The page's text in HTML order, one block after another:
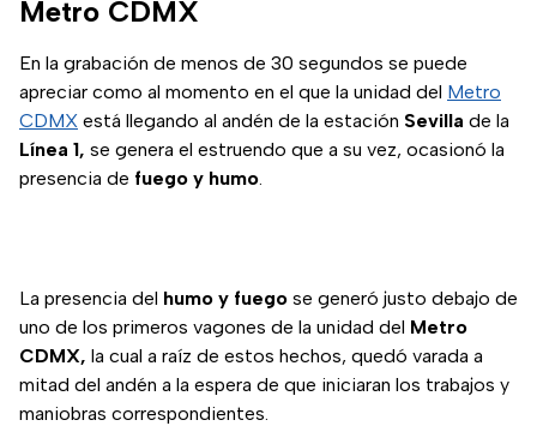
Metro CDMX
En la grabación de menos de 30 segundos se puede
apreciar como al momento en el que la unidad del Metro
CDMX está llegando al andén de la estación Sevilla de la
Línea 1, se genera el estruendo que a su vez, ocasionó la
presencia de fuego y humo.
La presencia del humo y fuego se generó justo debajo de
uno de los primeros vagones de la unidad del Metro
CDMX, la cual a raíz de estos hechos, quedó varada a
mitad del andén a la espera de que iniciaran los trabajos y
maniobras correspondientes.